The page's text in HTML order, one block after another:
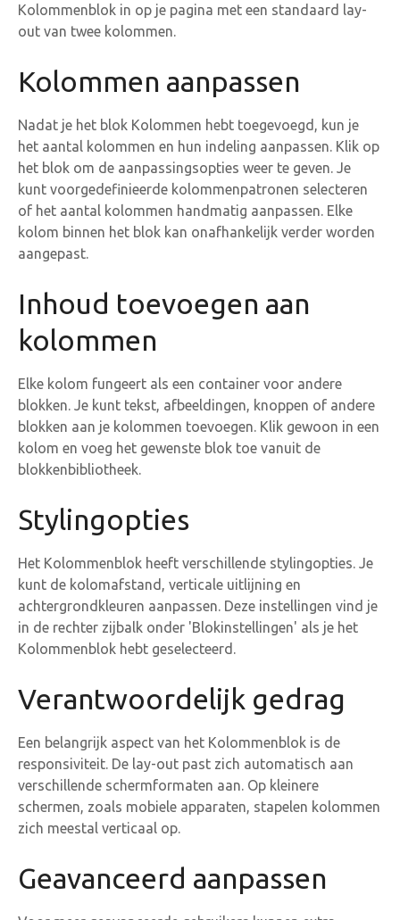
Kolommenblok in op je pagina met een standaard lay-
out van twee kolommen.
Kolommen aanpassen
Nadat je het blok Kolommen hebt toegevoegd, kun je
het aantal kolommen en hun indeling aanpassen. Klik op
het blok om de aanpassingsopties weer te geven. Je
kunt voorgedefinieerde kolommenpatronen selecteren
of het aantal kolommen handmatig aanpassen. Elke
kolom binnen het blok kan onafhankelijk verder worden
aangepast.
Inhoud toevoegen aan
kolommen
Elke kolom fungeert als een container voor andere
blokken. Je kunt tekst, afbeeldingen, knoppen of andere
blokken aan je kolommen toevoegen. Klik gewoon in een
kolom en voeg het gewenste blok toe vanuit de
blokkenbibliotheek.
Stylingopties
Het Kolommenblok heeft verschillende stylingopties. Je
kunt de kolomafstand, verticale uitlijning en
achtergrondkleuren aanpassen. Deze instellingen vind je
in de rechter zijbalk onder 'Blokinstellingen' als je het
Kolommenblok hebt geselecteerd.
Verantwoordelijk gedrag
Een belangrijk aspect van het Kolommenblok is de
responsiviteit. De lay-out past zich automatisch aan
verschillende schermformaten aan. Op kleinere
schermen, zoals mobiele apparaten, stapelen kolommen
zich meestal verticaal op.
Geavanceerd aanpassen